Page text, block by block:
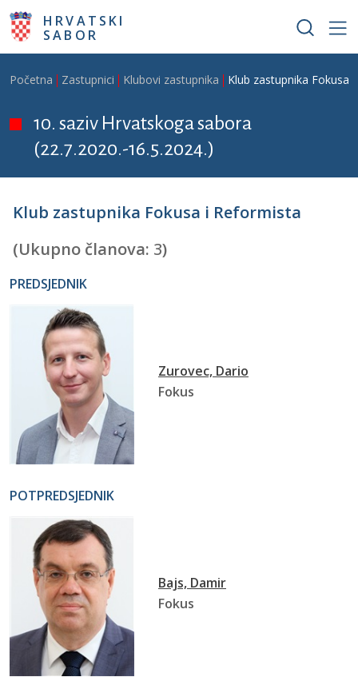
Skoči na glavni sadržaj
HRVATSKI
SABOR
Breadcrumb
Početna Zastupnici Klubovi zastupnika Klub zastupnika Fokusa
10. saziv Hrvatskoga sabora
(22.7.2020.-16.5.2024.)
Klub zastupnika Fokusa i Reformista
(Ukupno članova: 3)
PREDSJEDNIK
Zurovec, Dario
Fokus
POTPREDSJEDNIK
Bajs, Damir
Fokus